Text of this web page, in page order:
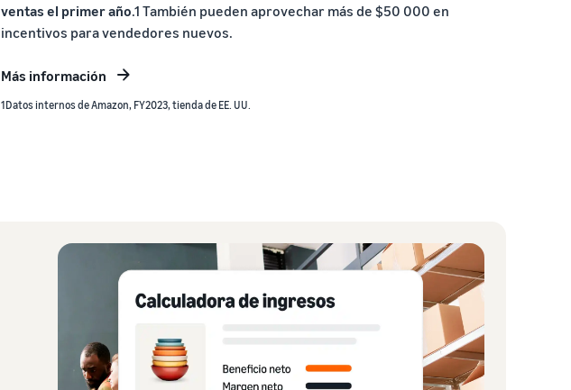
ventas el primer año.1 También pueden aprovechar más de $50 000 en
incentivos para vendedores nuevos.
Más información
1Datos internos de Amazon, FY2023, tienda de EE. UU.